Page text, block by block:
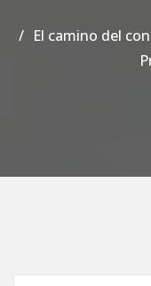
El camino del